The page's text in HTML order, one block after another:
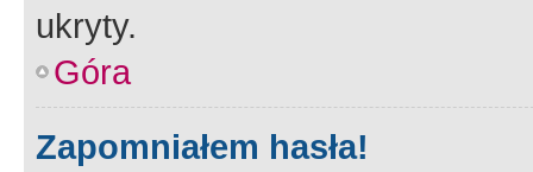
ukryty.
Góra
Zapomniałem hasła!